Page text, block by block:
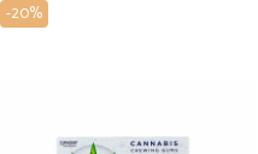
-20%